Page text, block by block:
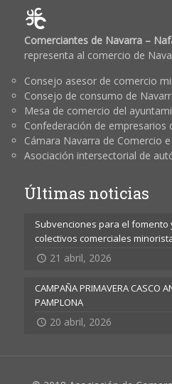
Comerciantes de Navarra –
representa al comercio de
Consejo asesor de comercio
Consejo de consumo de
Mesa de comercio del
Confederación de empresarios
Cámara Navarra de Comercio
Asociación intersectorial de
Últimas noticias
Subvenciones para el fomento
colectivos comerciales
21 abril, 2026
CAMPAÑA PRIMAVERA CASCO
PAMPLONA
20 abril, 2026